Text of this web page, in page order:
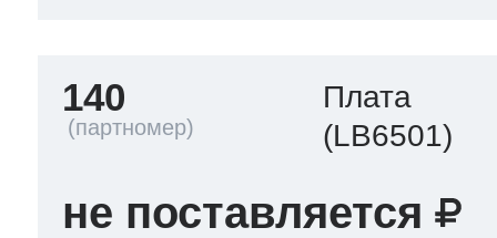
140
Плата
(LB6501)
не поставляется